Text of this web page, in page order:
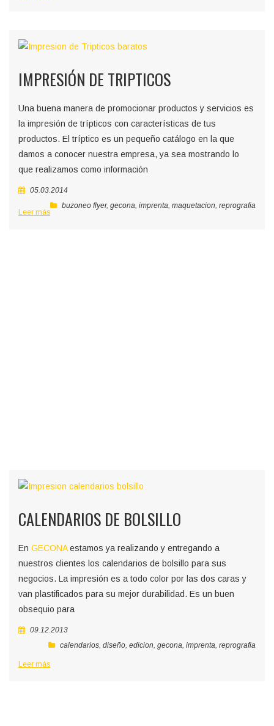
IMPRESIÓN DE TRIPTICOS
Una buena manera de promocionar productos y servicios es
la impresión de trípticos con características de tus
productos. El tríptico es un pequeño catálogo en la que
damos a conocer nuestra empresa, ya sea mostrando lo
que realizamos como información
05.03.2014
buzoneo flyer, gecona, imprenta, maquetacion, reprografia
Leer más
CALENDARIOS DE BOLSILLO
En GECONAestamos ya realizando y entregando a
nuestros clientes los calendarios de bolsillo para sus
negocios. La impresión es a todo color por las dos caras y
van plastificados para su mejor durabilidad. Es un buen
obsequio para
09.12.2013
calendarios, diseño, edicion, gecona, imprenta, reprografia
Leer más